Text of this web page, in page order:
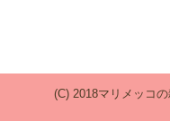
(C) 2018マリメッコ